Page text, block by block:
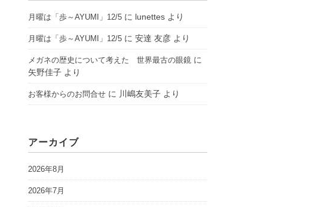
月曜は「歩～AYUMI」12/5 に lunettes より
月曜は「歩～AYUMI」12/5 に安達 友彦 より
メガネの歴史について考えた 世界最古の眼鏡 に
矢野佳子 より
お客様からのお問合せ に 川嶋友美子 より
アーカイブ
2026年8月
2026年7月